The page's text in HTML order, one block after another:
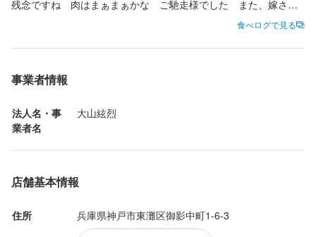
残念ですね　肉はまぁまぁかな　ご馳走様でした　また、嫁さん
食べログで見る
事業者情報
法人名・事
業者名
大山絃烈
店舗基本情報
住所 兵庫県神戸市東灘区御影中町1-6-3